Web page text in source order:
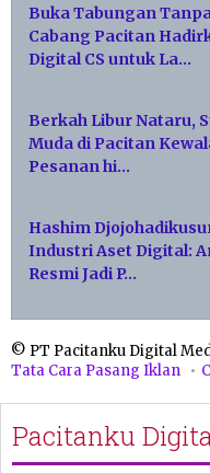
Buka Tabungan
Cabang Pacitan
Digital CS untuk La…
Berkah Libur Nataru,
Muda di Pacitan
Pesanan hi…
Hashim
Industri Aset Digital:
Resmi Jadi P…
© PT Pacitanku Digital
Tata Cara Pasang Iklan
Pacitanku